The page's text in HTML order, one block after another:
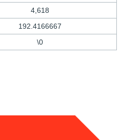
4,618
192.4166667
\0